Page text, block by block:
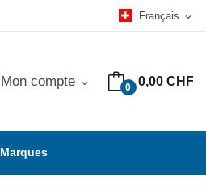
Français expand_more
0 0,00 CHF
Mon compte expand_more
Marques